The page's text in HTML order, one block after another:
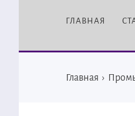
ГЛАВНАЯ
Главная ›